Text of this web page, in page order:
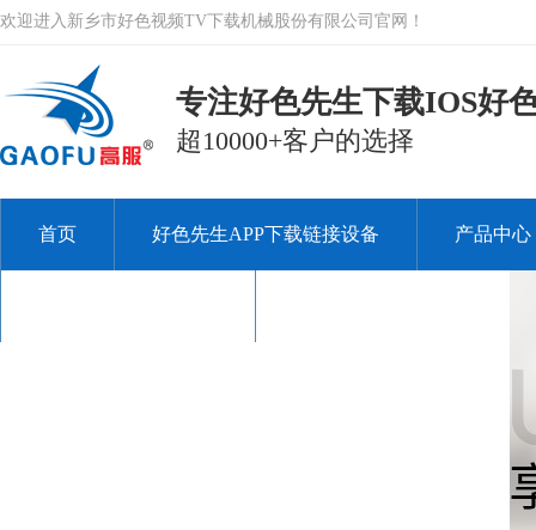
欢迎进入新乡市好色视频TV下载机械股份有限公司官网！
专注好色先生下载IOS好
超10000+客户的选择
首页 好色先生APP下载链接设备 产品中心